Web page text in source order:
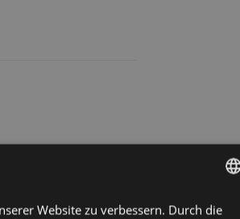
ITALIAN
Website zu verbessern. Durch die